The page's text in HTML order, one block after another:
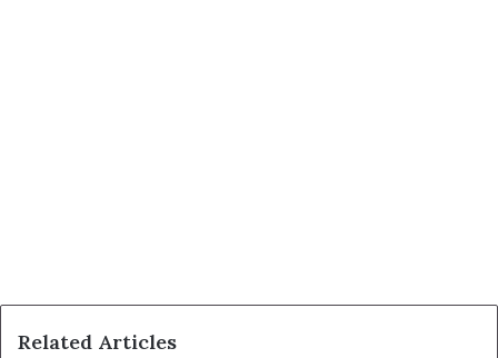
Related Articles